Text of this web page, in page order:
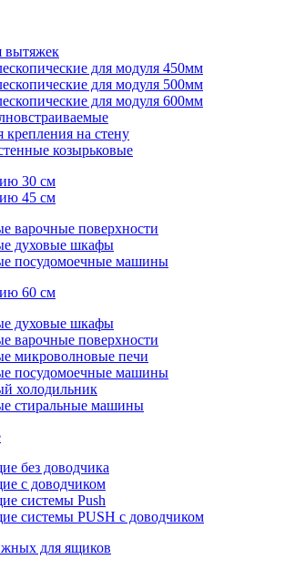
вытяжек
для модуля 450мм
для модуля 500мм
для модуля 600мм
на стену
козырьковые
30 см
45 см
варочные поверхности
духовые шкафы
посудомоечные машины
60 см
духовые шкафы
варочные поверхности
микроволновые печи
посудомоечные машины
холодильник
стиральные машины
без доводчика
с доводчиком
системы Push
системы PUSH с доводчиком
для ящиков